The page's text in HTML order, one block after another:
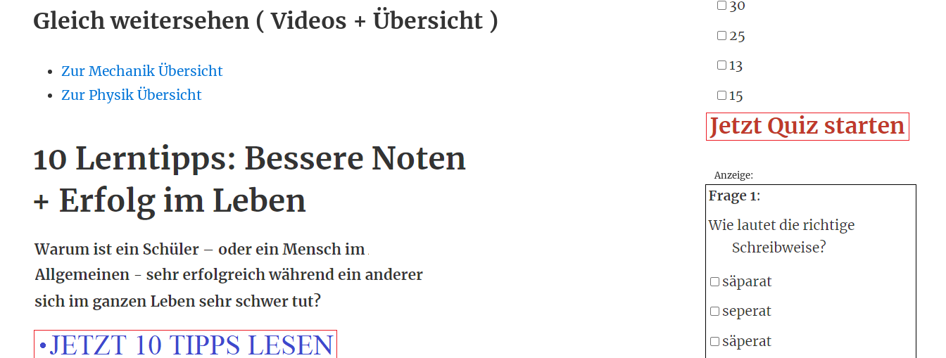
Gleich weitersehen ( Videos + Übersicht )
Zur Mechanik Übersicht
Zur Physik Übersicht
Anzeige: